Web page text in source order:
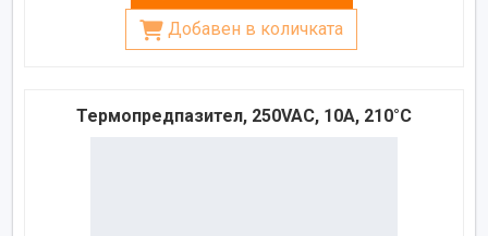
Добавен в количката
Термопредпазител, 250VAC, 10A, 210°C